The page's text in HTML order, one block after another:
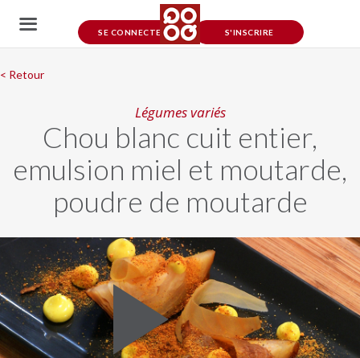
SE CONNECTER S'INSCRIRE
< Retour
Légumes variés
Chou blanc cuit entier,
emulsion miel et moutarde,
poudre de moutarde
Play
Video